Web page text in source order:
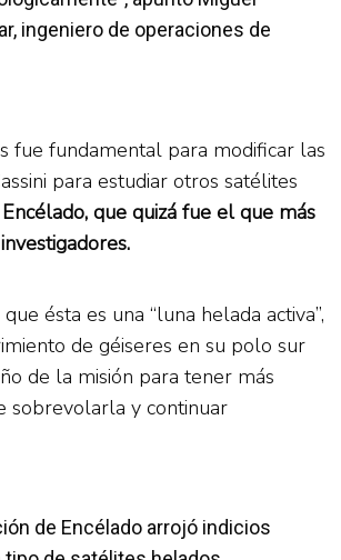
ingeniero de operaciones de
fue fundamental para modificar las
para estudiar otros satélites
que quizá fue el que más
ésta es una “luna helada activa”,
de géiseres en su polo sur
de la misión para tener más
sobrevolarla y continuar
de Encélado arrojó indicios